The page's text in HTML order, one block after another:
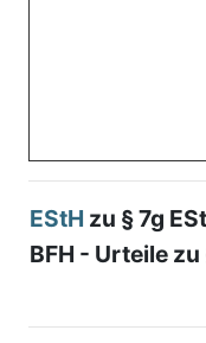
EStH zu § 7g
BFH - Urteile zu